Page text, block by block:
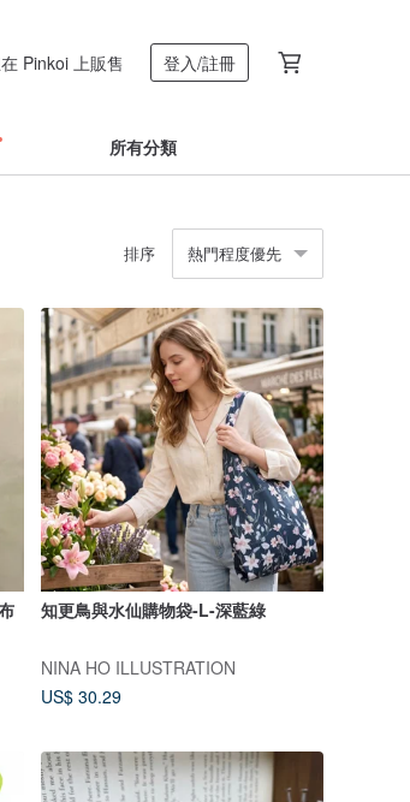
Pinkoi 上販售 登入/註冊
所有分類
排序 熱門程度優先
知更鳥與水仙購物袋-L-深藍綠
NINA HO ILLUSTRATION
US$ 30.29